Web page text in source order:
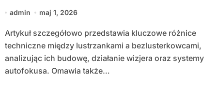
admin maj 1, 2026
Artykuł szczegółowo przedstawia kluczowe różnice
techniczne między lustrzankami a bezlusterkowcami,
analizując ich budowę, działanie wizjera oraz systemy
autofokusa. Omawia także…